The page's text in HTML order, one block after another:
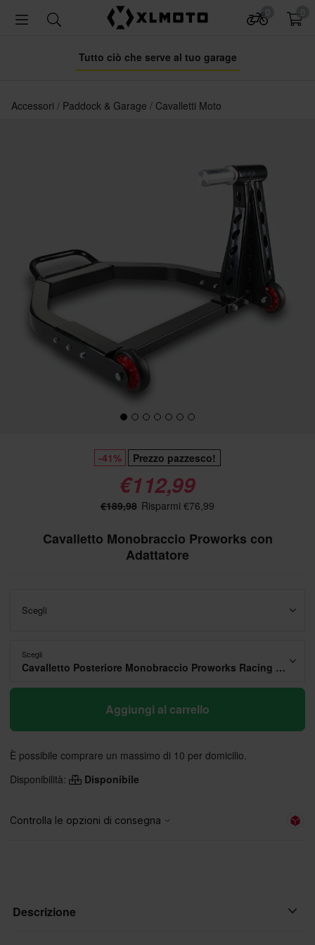
Tutto ciò che serve al tuo garage
Accessori Paddock & Garage Cavalletti Moto
-41% Prezzo pazzesco!
€112,99
€189,98 Risparmi €76,99
Cavalletto Monobraccio Proworks con
Adattatore
Scegli
Scegli
Cavalletto Posteriore Monobraccio Proworks Racing Line (senza Adattatore)
Aggiungi al carrello
È possibile comprare un massimo di 10 per domicilio.
Disponibilità:
Disponibile
Descrizione